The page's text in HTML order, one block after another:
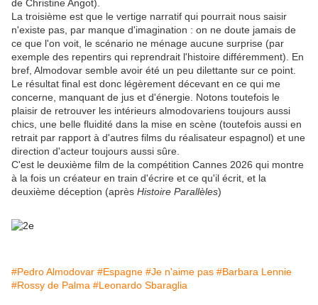
de Christine Angot).
La troisième est que le vertige narratif qui pourrait nous saisir
n'existe pas, par manque d'imagination : on ne doute jamais de
ce que l'on voit, le scénario ne ménage aucune surprise (par
exemple des repentirs qui reprendrait l'histoire différemment). En
bref, Almodovar semble avoir été un peu dilettante sur ce point.
Le résultat final est donc légèrement décevant en ce qui me
concerne, manquant de jus et d'énergie. Notons toutefois le
plaisir de retrouver les intérieurs almodovariens toujours aussi
chics, une belle fluidité dans la mise en scène (toutefois aussi en
retrait par rapport à d'autres films du réalisateur espagnol) et une
direction d'acteur toujours aussi sûre.
C'est le deuxième film de la compétition Cannes 2026 qui montre
à la fois un créateur en train d'écrire et ce qu'il écrit, et la
deuxième déception (après Histoire Parallèles)
#Pedro Almodovar #Espagne #Je n'aime pas #Barbara Lennie
#Rossy de Palma #Leonardo Sbaraglia